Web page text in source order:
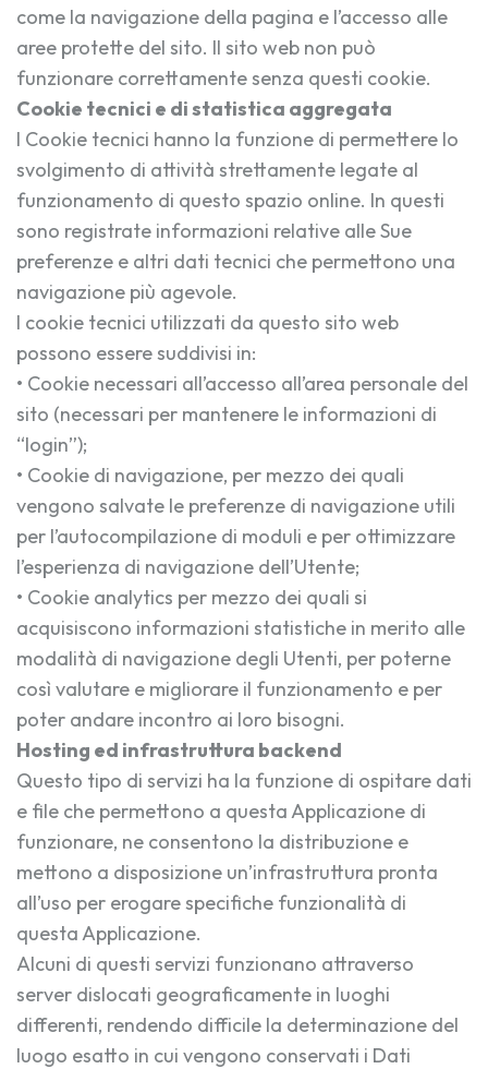
come la navigazione della pagina e l’accesso alle
aree protette del sito. Il sito web non può
funzionare correttamente senza questi cookie.
Cookie tecnici e di statistica aggregata
I Cookie tecnici hanno la funzione di permettere lo
svolgimento di attività strettamente legate al
funzionamento di questo spazio online. In questi
sono registrate informazioni relative alle Sue
preferenze e altri dati tecnici che permettono una
navigazione più agevole.
I cookie tecnici utilizzati da questo sito web
possono essere suddivisi in:
• Cookie necessari all’accesso all’area personale del
sito (necessari per mantenere le informazioni di
“login”);
• Cookie di navigazione, per mezzo dei quali
vengono salvate le preferenze di navigazione utili
per l’autocompilazione di moduli e per ottimizzare
l’esperienza di navigazione dell’Utente;
• Cookie analytics per mezzo dei quali si
acquisiscono informazioni statistiche in merito alle
modalità di navigazione degli Utenti, per poterne
così valutare e migliorare il funzionamento e per
poter andare incontro ai loro bisogni.
Hosting ed infrastruttura backend
Questo tipo di servizi ha la funzione di ospitare dati
e file che permettono a questa Applicazione di
funzionare, ne consentono la distribuzione e
mettono a disposizione un’infrastruttura pronta
all’uso per erogare specifiche funzionalità di
questa Applicazione.
Alcuni di questi servizi funzionano attraverso
server dislocati geograficamente in luoghi
differenti, rendendo difficile la determinazione del
luogo esatto in cui vengono conservati i Dati